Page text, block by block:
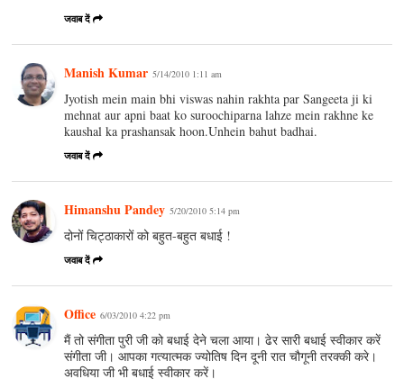
जवाब दें
Manish Kumar 5/14/2010 1:11 am
Jyotish mein main bhi viswas nahin rakhta par Sangeeta ji ki
mehnat aur apni baat ko suroochiparna lahze mein rakhne ke
kaushal ka prashansak hoon.Unhein bahut badhai.
जवाब दें
Himanshu Pandey 5/20/2010 5:14 pm
दोनों चिट्ठाकारों को बहुत-बहुत बधाई !
जवाब दें
Office 6/03/2010 4:22 pm
मैं तो संगीता पुरी जी को बधाई देने चला आया। ढेर सारी बधाई स्वीकार करें
संगीता जी। आपका गत्यात्मक ज्योतिष दिन दूनी रात चौगूनी तरक्की करे।
अवधिया जी भी बधाई स्वीकार करें।